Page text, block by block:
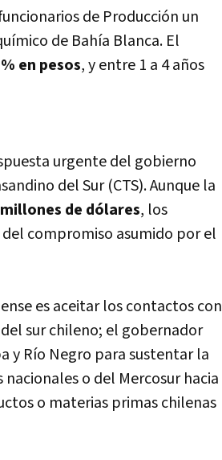
de Producción un
de Bahí­a Blanca. El
en pesos, y entre 1 a 4 años
urgente del gobierno
del Sur (CTS). Aunque la
de dólares, los
compromiso asumido por el
es aceitar los contactos con
sur chileno; el gobernador
y Rí­o Negro para sustentar la
o del Mercosur hacia
o materias primas chilenas